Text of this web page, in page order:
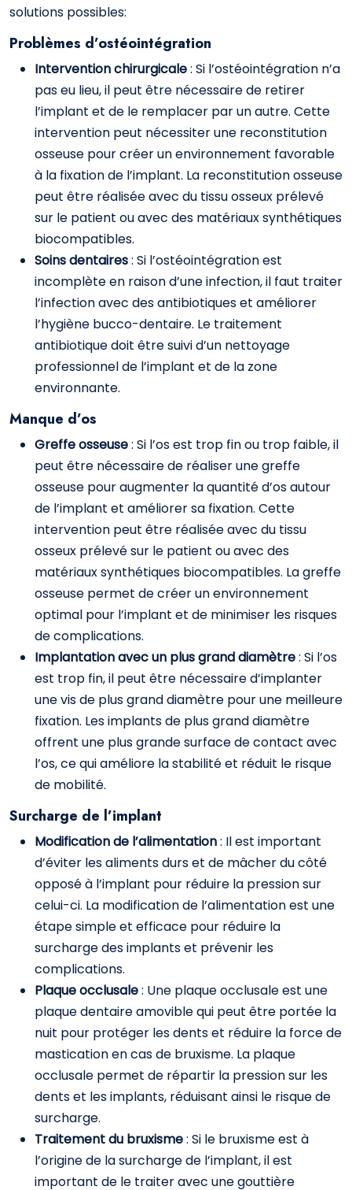
solutions possibles:
Problèmes d’ostéointégration
Intervention chirurgicale: Si l’ostéointégration n’a
pas eu lieu, il peut être nécessaire de retirer
l’implant et de le remplacer par un autre. Cette
intervention peut nécessiter une reconstitution
osseuse pour créer un environnement favorable
à la fixation de l’implant. La reconstitution osseuse
peut être réalisée avec du tissu osseux prélevé
sur le patient ou avec des matériaux synthétiques
biocompatibles.
Soins dentaires: Si l’ostéointégration est
incomplète en raison d’une infection, il faut traiter
l’infection avec des antibiotiques et améliorer
l’hygiène bucco-dentaire. Le traitement
antibiotique doit être suivi d’un nettoyage
professionnel de l’implant et de la zone
environnante.
Manque d’os
Greffe osseuse: Si l’os est trop fin ou trop faible, il
peut être nécessaire de réaliser une greffe
osseuse pour augmenter la quantité d’os autour
de l’implant et améliorer sa fixation. Cette
intervention peut être réalisée avec du tissu
osseux prélevé sur le patient ou avec des
matériaux synthétiques biocompatibles. La greffe
osseuse permet de créer un environnement
optimal pour l’implant et de minimiser les risques
de complications.
Implantation avec un plus grand diamètre: Si l’os
est trop fin, il peut être nécessaire d’implanter
une vis de plus grand diamètre pour une meilleure
fixation. Les implants de plus grand diamètre
offrent une plus grande surface de contact avec
l’os, ce qui améliore la stabilité et réduit le risque
de mobilité.
Surcharge de l’implant
Modification de l’alimentation: Il est important
d’éviter les aliments durs et de mâcher du côté
opposé à l’implant pour réduire la pression sur
celui-ci. La modification de l’alimentation est une
étape simple et efficace pour réduire la
surcharge des implants et prévenir les
complications.
Plaque occlusale: Une plaque occlusale est une
plaque dentaire amovible qui peut être portée la
nuit pour protéger les dents et réduire la force de
mastication en cas de bruxisme. La plaque
occlusale permet de répartir la pression sur les
dents et les implants, réduisant ainsi le risque de
surcharge.
Traitement du bruxisme: Si le bruxisme est à
l’origine de la surcharge de l’implant, il est
important de le traiter avec une gouttière